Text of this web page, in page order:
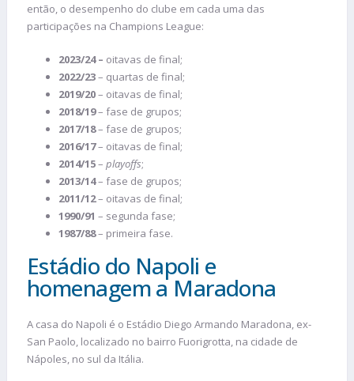
então, o desempenho do clube em cada uma das
participações na Champions League:
2023/24 – oitavas de final;
2022/23– quartas de final;
2019/20– oitavas de final;
2018/19– fase de grupos;
2017/18– fase de grupos;
2016/17– oitavas de final;
2014/15– playoffs;
2013/14– fase de grupos;
2011/12– oitavas de final;
1990/91 – segunda fase;
1987/88– primeira fase.
Estádio do Napoli e
homenagem a Maradona
A casa do Napoli é o Estádio Diego Armando Maradona, ex-
San Paolo, localizado no bairro Fuorigrotta, na cidade de
Nápoles, no sul da Itália.